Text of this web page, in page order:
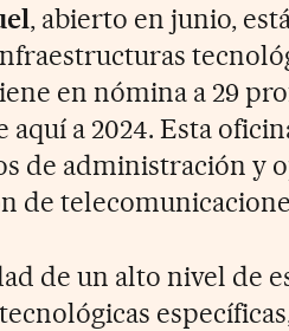
, abierto en junio,
en nómina a 29
aquí a 2024. Esta
de administración y
de
de un alto nivel de